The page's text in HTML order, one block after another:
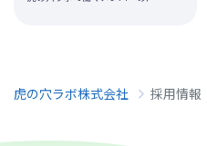
虎の穴ラボ株式会社 採用情報